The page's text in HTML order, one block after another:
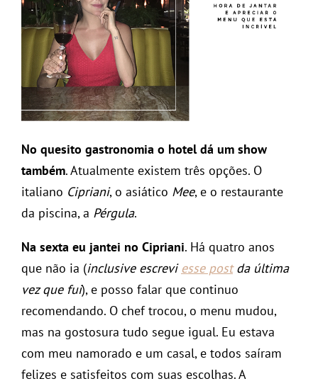
No quesito gastronomia o hotel dá um show
também. Atualmente existem três opções. O
italiano Cipriani, o asiático Mee, e o restaurante
da piscina, a Pérgula.
Na sexta eu jantei no Cipriani. Há quatro anos
que não ia (inclusive escreviesse postda última
vez que fui), e posso falar que continuo
recomendando. O chef trocou, o menu mudou,
mas na gostosura tudo segue igual. Eu estava
com meu namorado e um casal, e todos saíram
felizes e satisfeitos com suas escolhas. A